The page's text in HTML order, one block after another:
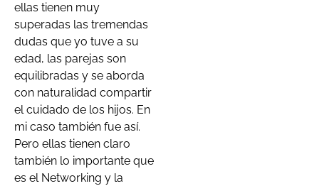
ellas tienen muy
superadas las tremendas
dudas que yo tuve a su
edad, las parejas son
equilibradas y se aborda
con naturalidad compartir
el cuidado de los hijos. En
mi caso también fue así.
Pero ellas tienen claro
también lo importante que
es el Networking y la